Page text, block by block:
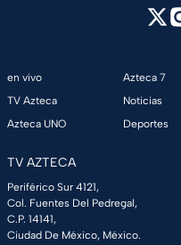
en vivo
TV Azteca
Azteca UNO
Azteca 7
Noticias
Deportes
TV AZTECA
Periférico Sur 4121,
Col. Fuentes Del Pedregal,
C.P. 14141,
Ciudad De México, México.